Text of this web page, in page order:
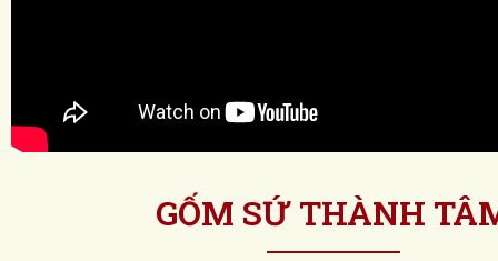
GỐM SỨ THÀNH